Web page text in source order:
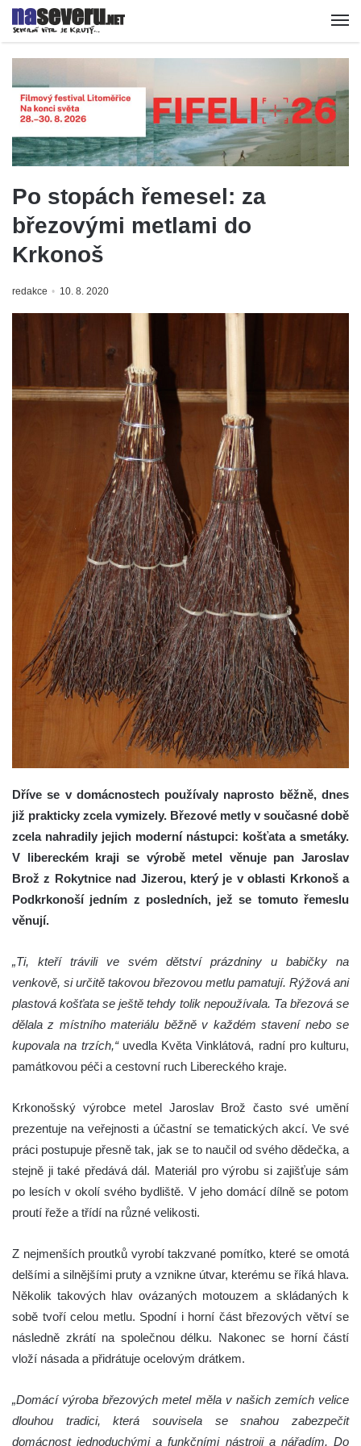
Po stopách řemesel: za
březovými metlami do
Krkonoš
redakce 10. 8. 2020
Dříve se v domácnostech používaly naprosto běžně, dnes
již prakticky zcela vymizely. Březové metly v současné době
zcela nahradily jejich moderní nástupci: košťata a smetáky.
V libereckém kraji se výrobě metel věnuje pan Jaroslav
Brož z Rokytnice nad Jizerou, který je v oblasti Krkonoš a
Podkrkonoší jedním z posledních, jež se tomuto řemeslu
věnují.
„Ti, kteří trávili ve svém dětství prázdniny u babičky na
venkově, si určitě takovou březovou metlu pamatují. Rýžová ani
plastová košťata se ještě tehdy tolik nepoužívala. Ta březová se
dělala z místního materiálu běžně v každém stavení nebo se
kupovala na trzích,“uvedla Květa Vinklátová, radní pro kulturu,
památkovou péči a cestovní ruch Libereckého kraje.
Krkonošský výrobce metel Jaroslav Brož často své umění
prezentuje na veřejnosti a účastní se tematických akcí. Ve své
práci postupuje přesně tak, jak se to naučil od svého dědečka, a
stejně ji také předává dál. Materiál pro výrobu si zajišťuje sám
po lesích v okolí svého bydliště. V jeho domácí dílně se potom
proutí řeže a třídí na různé velikosti.
Z nejmenších proutků vyrobí takzvané pomítko, které se omotá
delšími a silnějšími pruty a vznikne útvar, kterému se říká hlava.
Několik takových hlav ovázaných motouzem a skládaných k
sobě tvoří celou metlu. Spodní i horní část březových větví se
následně zkrátí na společnou délku. Nakonec se horní částí
vloží násada a přidrátuje ocelovým drátkem.
„Domácí výroba březových metel měla v našich zemích velice
dlouhou tradici, která souvisela se snahou zabezpečit
domácnost jednoduchými a funkčními nástroji a nářadím. Do